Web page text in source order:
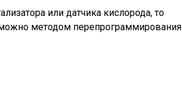
или датчика кислорода, то
методом перепрограммирования